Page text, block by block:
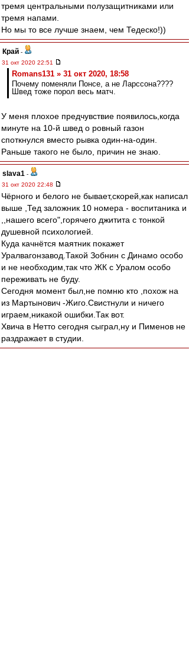
тремя центральными полузащитниками или
тремя напами.
Но мы то все лучше знаем, чем Тедеско!))
Край -
31 окт 2020 22:51
Romans131 » 31 окт 2020, 18:58
Почему поменяли Понсе, а не Ларссона????
Швед тоже порол весь матч.
У меня плохое предчувствие появилось,когда
минуте на 10-й швед о ровный газон
споткнулся вместо рывка один-на-один.
Раньше такого не было, причин не знаю.
slava1 -
31 окт 2020 22:48
Чёрного и белого не бывает,скорей,как написал
выше ,Тед заложник 10 номера - воспитаника и
,,нашего всего",горячего джитита с тонкой
душевной психологией.
Куда качнётся маятник покажет
Уралвагонзавод.Такой Зобнин с Динамо особо
и не необходим,так что ЖК с Уралом особо
переживать не буду.
Сегодня момент был,не помню кто ,похож на
из Мартынович -Жиго.Свистнули и ничего
играем,никакой ошибки.Так вот.
Хвича в Нетто сегодня сыграл,ну и Пименов не
раздражает в студии.